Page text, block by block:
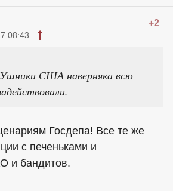
+2
08:43
США наверняка всю
Госдепа! Все те же
с печеньками и
и бандитов.